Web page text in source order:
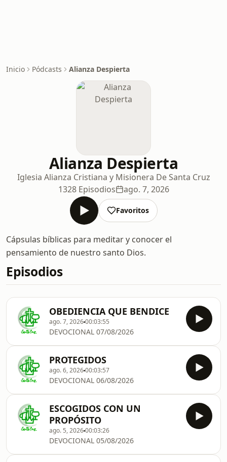
Inicio Pódcasts Alianza Despierta
Alianza Despierta
Iglesia Alianza Cristiana y Misionera De Santa Cruz
1328 Episodios
ago. 7, 2026
Favoritos
Cápsulas bíblicas para meditar y conocer el
pensamiento de nuestro santo Dios.
Episodios
OBEDIENCIA QUE BENDICE
ago. 7, 202600:03:55
DEVOCIONAL 07/08/2026
PROTEGIDOS
ago. 6, 202600:03:57
DEVOCIONAL 06/08/2026
ESCOGIDOS CON UN
PROPÓSITO
ago. 5, 202600:03:26
DEVOCIONAL 05/08/2026